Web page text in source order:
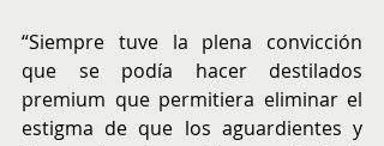
“Siempre tuve la plena convicción
que se podía hacer destilados
premium que permitiera eliminar el
estigma de que los aguardientes y